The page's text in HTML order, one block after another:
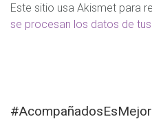
Este sitio usa Akismet para
se procesan los datos de
#AcompañadosEsMejor